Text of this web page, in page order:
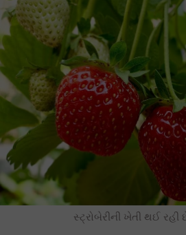
સ્ટ્રોબેરીની ખેતી થઈ રહી